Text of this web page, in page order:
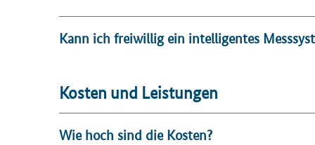
Kann ich freiwillig ein intelligentes
Kosten und Leistungen
Wie hoch sind die Kosten?